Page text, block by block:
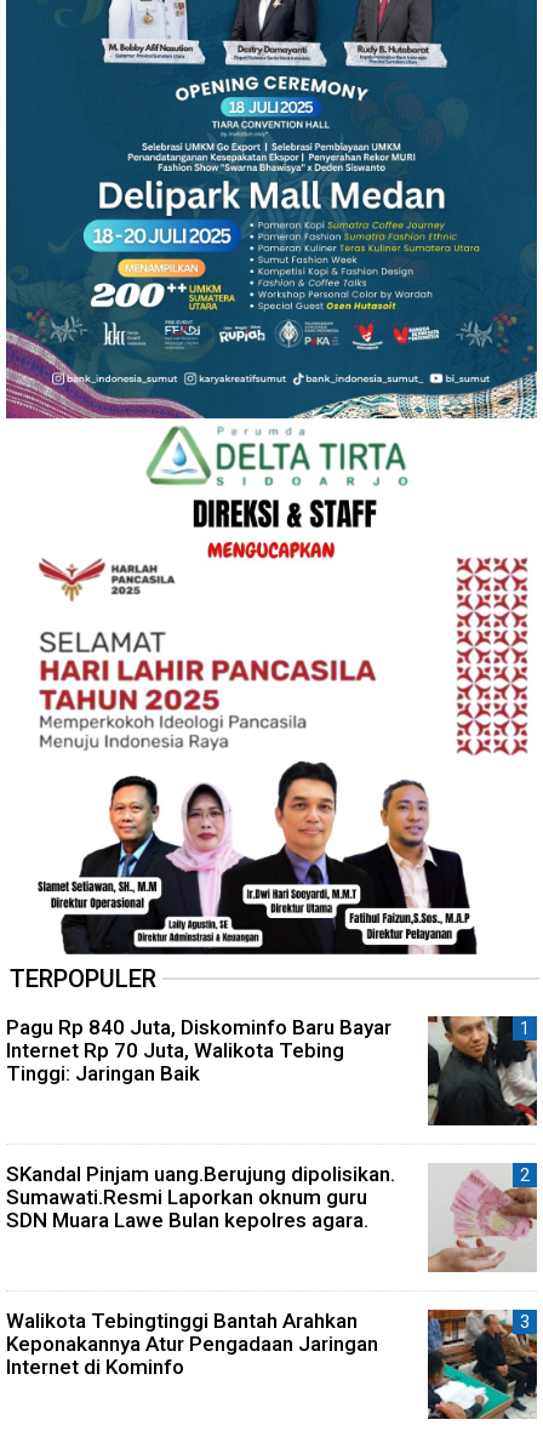
TERPOPULER
Pagu Rp 840 Juta, Diskominfo Baru Bayar
Internet Rp 70 Juta, Walikota Tebing
Tinggi: Jaringan Baik
SKandal Pinjam uang.Berujung dipolisikan.
Sumawati.Resmi Laporkan oknum guru
SDN Muara Lawe Bulan kepolres agara.
Walikota Tebingtinggi Bantah Arahkan
Keponakannya Atur Pengadaan Jaringan
Internet di Kominfo